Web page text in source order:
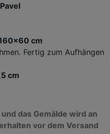
cm
Fertig zum Aufhängen
cm
das Gemälde wird an
vor dem Versand